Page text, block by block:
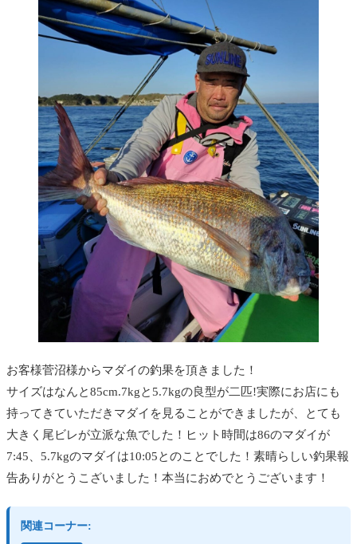
お客様菅沼様からマダイの釣果を頂きました！
サイズはなんと85cm.7kgと5.7kgの良型が二匹!実際にお店にも
持ってきていただきマダイを見ることができましたが、とても
大きく尾ビレが立派な魚でした！ヒット時間は86のマダイが
7:45、5.7kgのマダイは10:05とのことでした！素晴らしい釣果報
告ありがとうこざいました！本当におめでとうございます！
関連コーナー: